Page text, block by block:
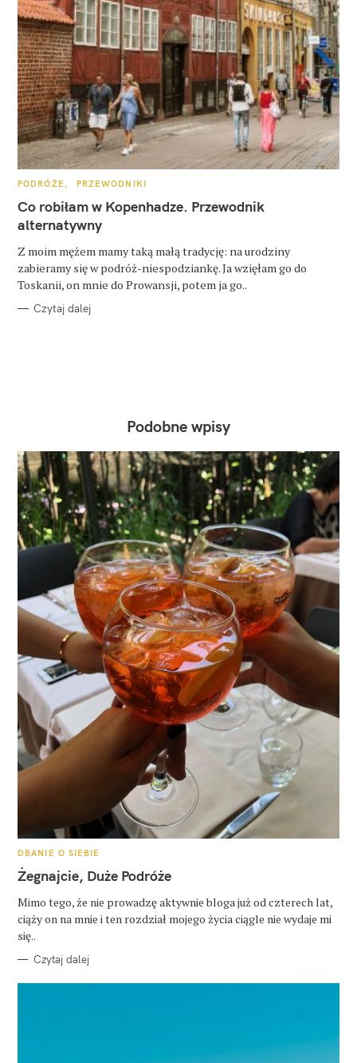
K
T
E
G
O
I
PODRÓŻE PRZEWODNIKI
Co robiłam w Kopenhadze. Przewodnik
alternatywny
Z moim mężem mamy taką małą tradycję: na urodziny
zabieramy się w podróż-niespodziankę. Ja wzięłam go do
Toskanii, on mnie do Prowansji, potem ja go..
Czytaj dalej
Podobne wpisy
K
T
E
O
R
I
DBANIE O SIEBIE
Żegnajcie, Duże Podróże
Mimo tego, że nie prowadzę aktywnie bloga już od czterech lat,
ciąży on na mnie i ten rozdział mojego życia ciągle nie wydaje mi
się..
Czytaj dalej